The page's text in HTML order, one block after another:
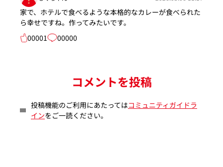
家で、ホテルで食べるような本格的なカレーが食べられた
ら幸せですね。作ってみたいです。
00001
00000
コメントを投稿
投稿機能のご利用にあたってはコミュニティガイドラ
インをご一読ください。